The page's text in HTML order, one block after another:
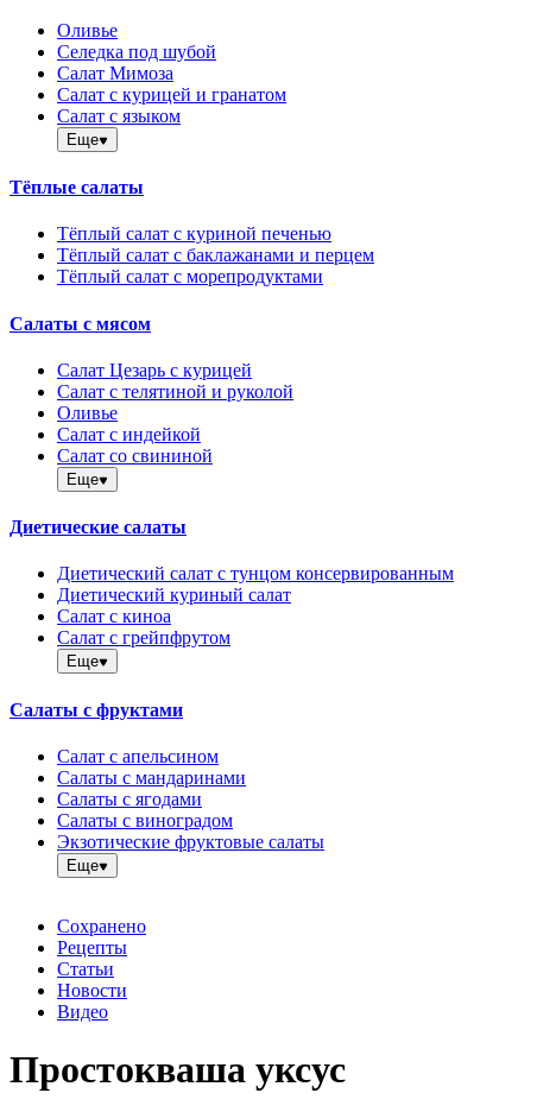
Оливье
Селедка под шубой
Салат Мимоза
Салат с курицей и гранатом
Салат с языком
Еще
Тёплые салаты
Тёплый салат с куриной печенью
Тёплый салат с баклажанами и перцем
Тёплый салат с морепродуктами
Салаты с мясом
Салат Цезарь с курицей
Салат с телятиной и руколой
Оливье
Салат с индейкой
Салат со свининой
Еще
Диетические салаты
Диетический салат с тунцом консервированным
Диетический куриный салат
Салат с киноа
Салат с грейпфрутом
Еще
Салаты с фруктами
Салат с апельсином
Салаты с мандаринами
Салаты с ягодами
Салаты с виноградом
Экзотические фруктовые салаты
Еще
Сохранено
Рецепты
Статьи
Новости
Видео
Простокваша уксус